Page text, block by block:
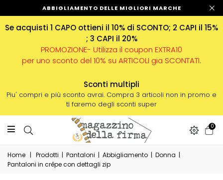
ABBIGLIAMENTO DELLE MIGLIORI MARCHE
Se acquisti 1 CAPO ottieni il 10% di SCONTO; 2 CAPI il 15%
; 3 CAPI il 20%
PROMOZIONE- Utilizza il coupon EXTRA10
per uno sconto del 10% su ARTICOLI gia SCONTATI.
Sconti multipli
Piu' compri e più sconto avrai. Compra 3 articoli non in promo e
ti faremo degli sconti super
0
Home | Prodotti | Pantaloni | Abbigliamento | Donna |
Pantaloni in crêpe con dettagli zip